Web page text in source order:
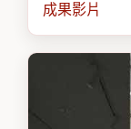
成果影片